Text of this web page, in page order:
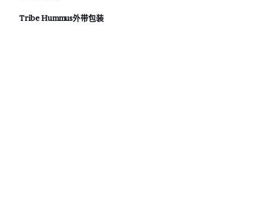
Tribe Hummus外带包装